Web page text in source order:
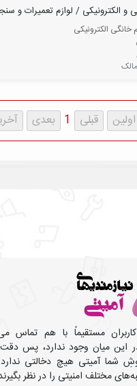
و الکترونیکی / لوازم تعمیرات
خانگی الکترونیکی
1
مستقیماً با هم تماس
این میان وجود ندارد، پس دقت
شما آمیتی هیچ دخالتی ندارد
مختلف امنیتی را در نظر